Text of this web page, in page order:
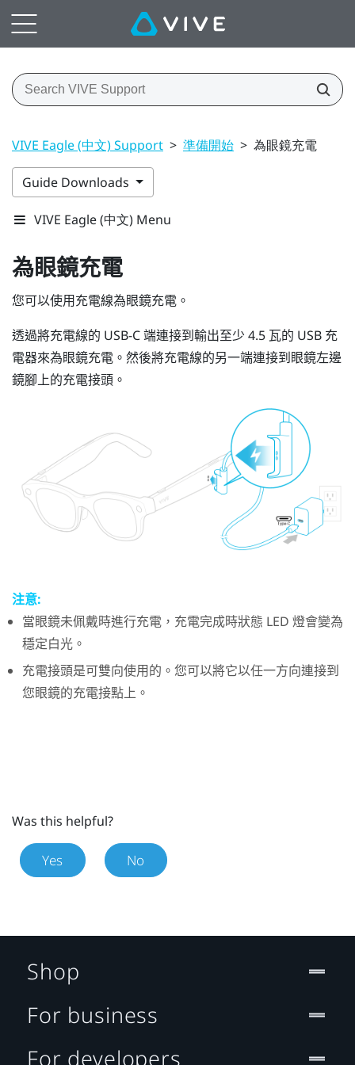
VIVE Eagle (中文) Support > 準備開始 > 為眼鏡充電
Guide Downloads
VIVE Eagle (中文) Menu
為眼鏡充電
您可以使用充電線為眼鏡充電。
透過將充電線的 USB-C 端連接到輸出至少 4.5 瓦的 USB 充
電器來為眼鏡充電。然後將充電線的另一端連接到眼鏡左邊
鏡腳上的充電接頭。
注意:
當眼鏡未佩戴時進行充電，充電完成時狀態 LED 燈會變為
穩定白光。
充電接頭是可雙向使用的。您可以將它以任一方向連接到
您眼鏡的充電接點上。
Was this helpful?
Yes No
Shop
For business
For developers